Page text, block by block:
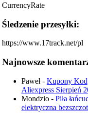
CurrencyRate
Śledzenie przesyłki:
https://www.17track.net/pl
Najnowsze
Paweł- Kupony
Aliexpress Sierpień
Mondzio - Piła
elektryczna